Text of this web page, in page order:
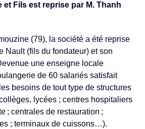
et Fils est reprise par M. Thanh
(79), la société a été reprise
Nault (fils du fondateur) et son
une enseigne locale
de 60 salariés satisfait
besoins de tout type de structures
lycées ; centres hospitaliers
; centrales de restauration ;
; terminaux de cuissons…).